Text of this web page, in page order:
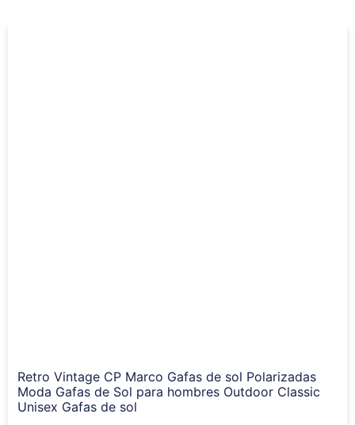
Retro Vintage CP Marco Gafas de sol Polarizadas
Moda Gafas de Sol para hombres Outdoor Classic
Unisex Gafas de sol